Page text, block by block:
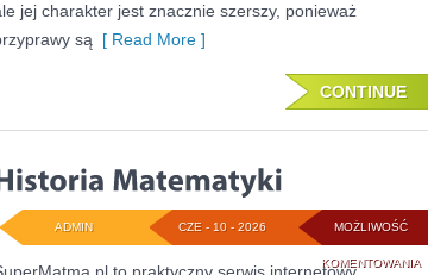
jej charakter jest znacznie szerszy, ponieważ
są [ Read More ]
CONTINUE
MOŻLIWOŚĆ
KOMENTOWANIA
CZE - 10 - 2026
ADMIN